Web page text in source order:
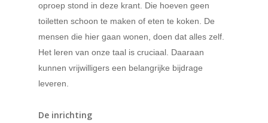
oproep stond in deze krant. Die hoeven geen
toiletten schoon te maken of eten te koken. De
mensen die hier gaan wonen, doen dat alles zelf.
Het leren van onze taal is cruciaal. Daaraan
kunnen vrijwilligers een belangrijke bijdrage
leveren.
De inrichting